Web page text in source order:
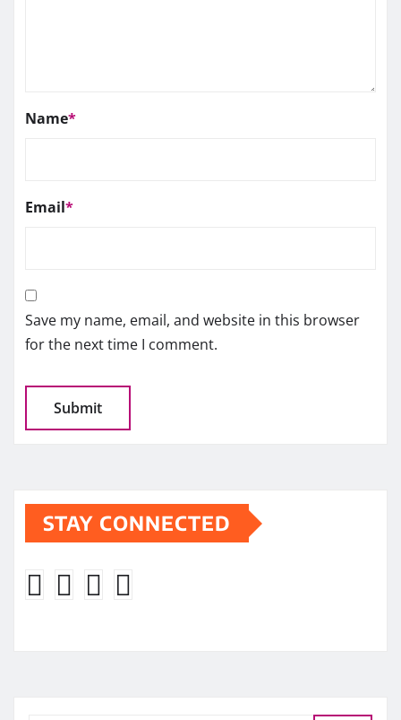
Name*
Email*
Save my name, email, and website in this browser
for the next time I comment.
STAY CONNECTED